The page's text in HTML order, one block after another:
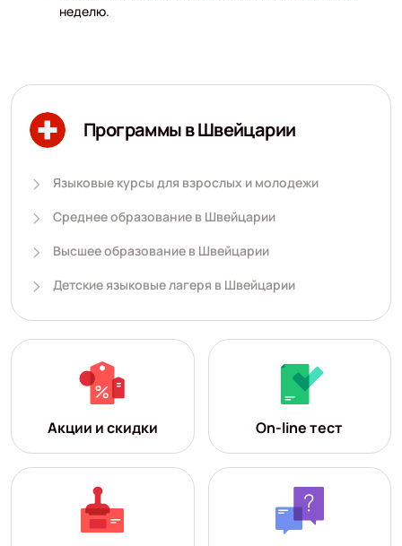
неделю.
Программы в Швейцарии
Языковые курсы для взрослых и молодежи
Среднее образование в Швейцарии
Высшее образование в Швейцарии
Детские языковые лагеря в Швейцарии
Акции и скидки On-line тест